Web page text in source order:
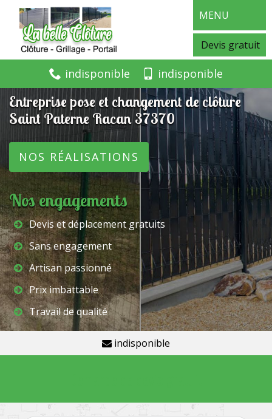
MENU
Devis gratuit
indisponible indisponible
Entreprise pose et changement de clôture
Saint Paterne Racan 37370
NOS RÉALISATIONS
Nos engagements
Devis et déplacement gratuits
Sans engagement
Artisan passionné
Prix imbattable
Travail de qualité
indisponible